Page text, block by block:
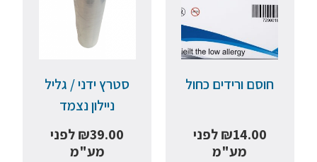
חוסם ורידים כחול
₪14.00
לפני
מע"מ
סטרץ ידני / גליל
ניילון נצמד
₪39.00
לפני
מע"מ